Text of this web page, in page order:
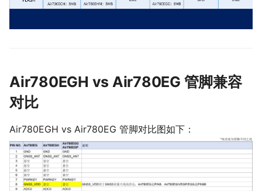
Air780EGH vs Air780EG 管脚兼容
对比
Air780EGH vs Air780EG 管脚对比图如下：